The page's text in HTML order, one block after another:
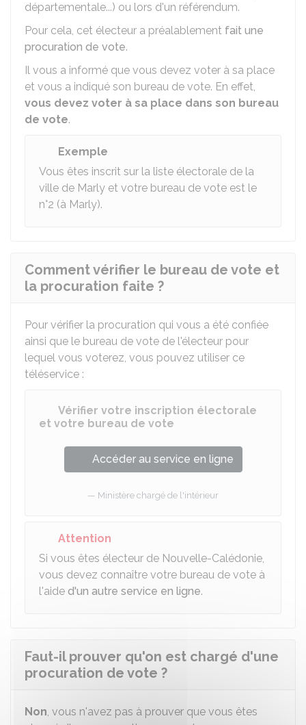
départementale...) ou lors d'un référendum.
Pour cela, cet électeur a préalablement fait une
procuration de vote.
Il vous a informé que vous devez voter à sa place
et vous a indiqué son bureau de vote. En effet,
vous devez voter à sa place dans son bureau
de vote.
Exemple
Vous êtes inscrit sur la liste électorale de la
ville de Marly et votre bureau de vote est le
n°2 (à Marly).
Comment vérifier le bureau de vote et
la procuration faite ?
Pour vérifier la procuration qui vous a été confiée
ainsi que le bureau de vote de l'électeur pour
lequel vous voterez, vous pouvez utiliser ce
téléservice :
Vérifier votre inscription électorale
et votre bureau de vote
Accéder au service en ligne
Ministère chargé de l'intérieur
Attention
Si vous êtes électeur de Nouvelle-Calédonie,
vous devez connaître votre bureau de vote à
l'aide d'un autre service en ligne.
Faut-il prouver qu'on est chargé d'une
procuration de vote ?
Non, vous n'avez pas à prouver que vous êtes